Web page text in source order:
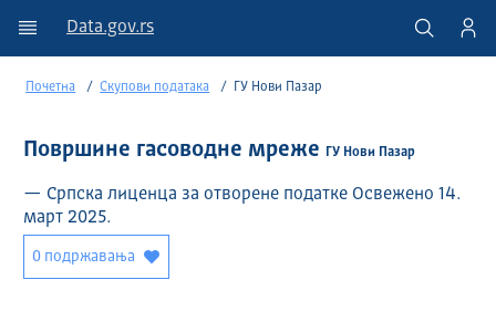
Data.gov.rs
Почетна Скупови података ГУ Нови Пазар
Површине гасоводне мреже ГУ Нови Пазар
— Српска лиценца за отворене податке Освежено 14.
март 2025.
0 подржавања